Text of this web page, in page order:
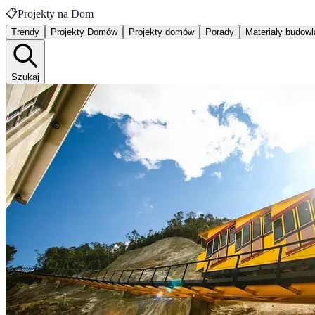
📋Projekty na Dom
Trendy Projekty Domów Projekty domów Porady Materiały
Szukaj